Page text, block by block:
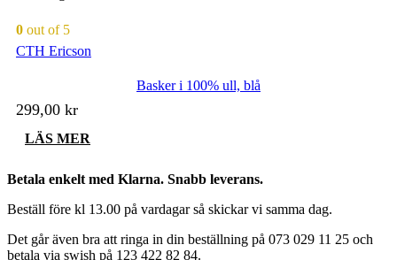
0 out of 5
CTH Ericson
Basker i 100% ull, blå
299,00 kr
LÄS MER
Betala enkelt med Klarna. Snabb leverans.
Beställ före kl 13.00 på vardagar så skickar vi samma dag.
Det går även bra att ringa in din beställning på 073 029 11 25 och
betala via swish på 123 422 82 84.